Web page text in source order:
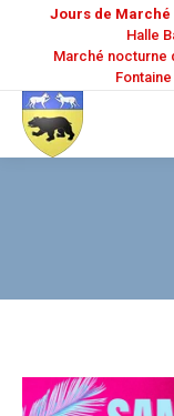
Jours de Marché
Halle
Marché nocturne